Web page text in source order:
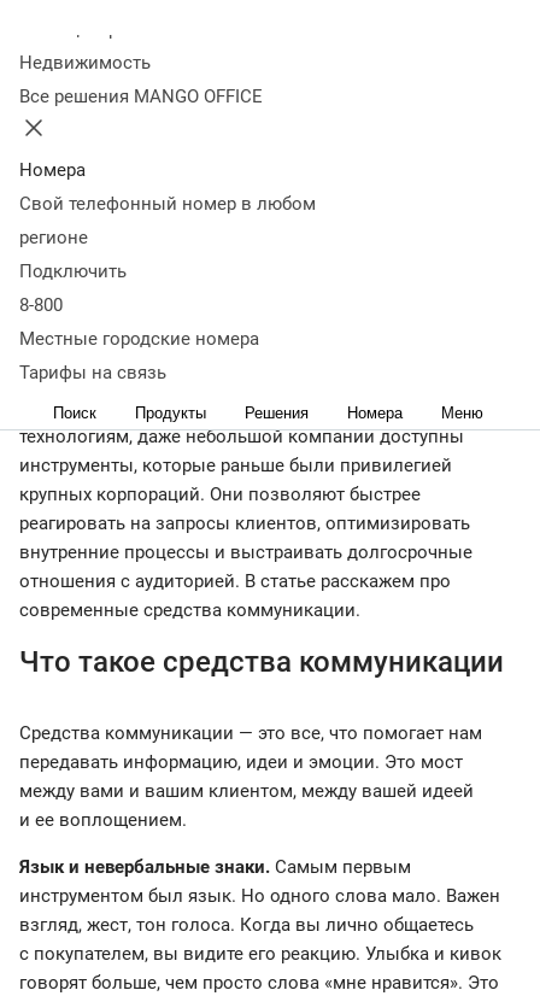
Недвижимость
Все решения MANGO OFFICE
Номера
Свой телефонный номер в любом
регионе
Подключить
8-800
Местные городские номера
Тарифы на связь
Поиск Продукты Решения Номера Меню
нужно внедрять
бизнесу
10 октября 2025
Что такое средства коммуникации
общения
современных технологий
средствах коммуникации
← Журнал
Эффективная коммуникация — это ключевой фактор
роста для малого бизнеса. Сегодня, благодаря новым
технологиям, даже небольшой компании доступны
инструменты, которые раньше были привилегией
крупных корпораций. Они позволяют быстрее
реагировать на запросы клиентов, оптимизировать
внутренние процессы и выстраивать долгосрочные
отношения с аудиторией. В статье расскажем про
современные средства коммуникации.
Что такое средства коммуникации
Средства коммуникации — это все, что помогает нам
передавать информацию, идеи и эмоции. Это мост
между вами и вашим клиентом, между вашей идеей
и ее воплощением.
Язык и невербальные знаки. Самым первым
инструментом был язык. Но одного слова мало. Важен
взгляд, жест, тон голоса. Когда вы лично общаетесь
с покупателем, вы видите его реакцию. Улыбка и кивок
говорят больше, чем просто слова «мне нравится». Это